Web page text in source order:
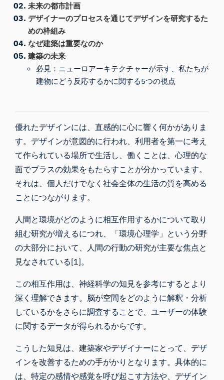
未来の都市計画
デザイナーのプロセスを通じてデザインを研究するた
めの枠組み
なぜ建築は重要なのか
建築の未来
必見：ニューロアーキテクチャーが示す、私たちが
建物にどう反応するかに関する5つの視点
優れたデザインには、直感的に心に響く何かがありま
す。デザインが意図的に行われ、利用者を第一に考え
て作られている場所で生活し、働くことは、心理的な
面でプラスの効果をもたらすことが分かっています。
それは、個人だけでなく社会全体の生活の質を高める
ことにつながります。
人間と環境がどのように相互作用するかについて取り
組む研究が増えるにつれ、「環境心理学」という分野
の大部分において、人間の行動の研究が主要な焦点と
見なされている[1]。
この相互作用は、神経科学の知見を参考にするとより
深く理解できます。脳が空間をどのように解釈・分析
しているかをさらに調査することで、ユーザーの体験
に関するデータが得られるからです。
こうした知見は、建築家やデザイナーにとって、デザ
インを改善するための手がかりとなります。具体的に
は、特定の感情や感覚を呼び起こす方法や、デザイン